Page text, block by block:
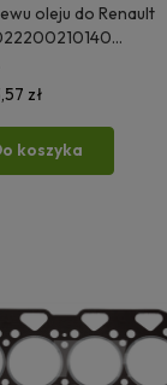
oleju do Renault
130100010722
zł
koszyka